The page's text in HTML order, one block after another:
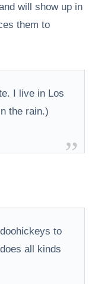
will show up in
them to
I live in Los
the rain.)
to
all kinds